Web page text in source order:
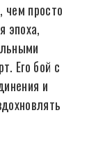
просто
эпоха,
Его бой с
и